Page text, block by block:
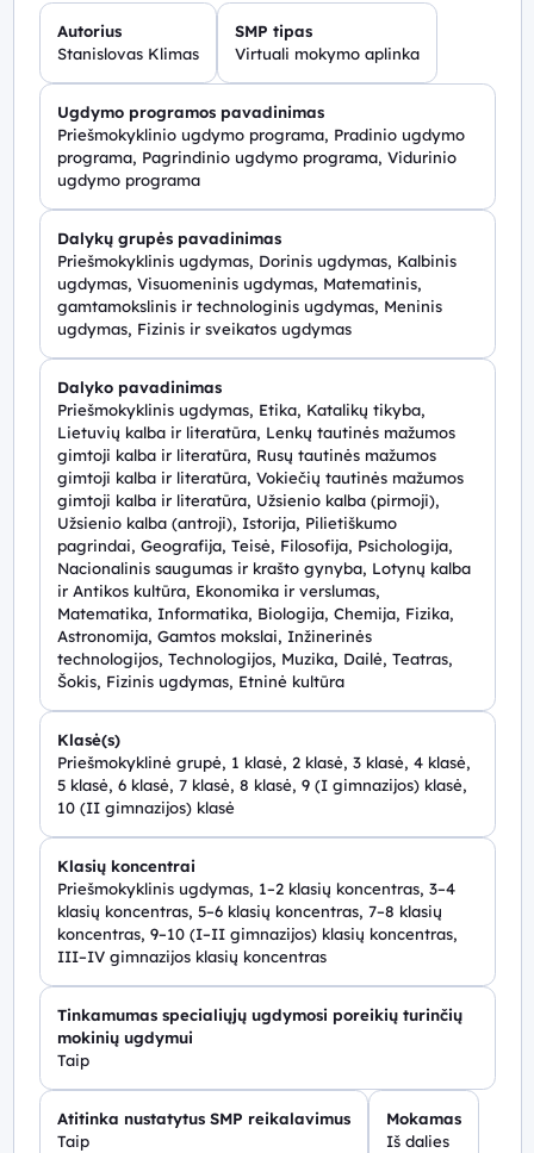
Autorius
Stanislovas Klimas
SMP tipas
Virtuali mokymo aplinka
Ugdymo programos pavadinimas
Priešmokyklinio ugdymo programa, Pradinio ugdymo
programa, Pagrindinio ugdymo programa, Vidurinio
ugdymo programa
Dalykų grupės pavadinimas
Priešmokyklinis ugdymas, Dorinis ugdymas, Kalbinis
ugdymas, Visuomeninis ugdymas, Matematinis,
gamtamokslinis ir technologinis ugdymas, Meninis
ugdymas, Fizinis ir sveikatos ugdymas
Dalyko pavadinimas
Priešmokyklinis ugdymas, Etika, Katalikų tikyba,
Lietuvių kalba ir literatūra, Lenkų tautinės mažumos
gimtoji kalba ir literatūra, Rusų tautinės mažumos
gimtoji kalba ir literatūra, Vokiečių tautinės mažumos
gimtoji kalba ir literatūra, Užsienio kalba (pirmoji),
Užsienio kalba (antroji), Istorija, Pilietiškumo
pagrindai, Geografija, Teisė, Filosofija, Psichologija,
Nacionalinis saugumas ir krašto gynyba, Lotynų kalba
ir Antikos kultūra, Ekonomika ir verslumas,
Matematika, Informatika, Biologija, Chemija, Fizika,
Astronomija, Gamtos mokslai, Inžinerinės
technologijos, Technologijos, Muzika, Dailė, Teatras,
Šokis, Fizinis ugdymas, Etninė kultūra
Klasė(s)
Priešmokyklinė grupė, 1 klasė, 2 klasė, 3 klasė, 4 klasė,
5 klasė, 6 klasė, 7 klasė, 8 klasė, 9 (I gimnazijos) klasė,
10 (II gimnazijos) klasė
Klasių koncentrai
Priešmokyklinis ugdymas, 1–2 klasių koncentras, 3–4
klasių koncentras, 5–6 klasių koncentras, 7–8 klasių
koncentras, 9–10 (I–II gimnazijos) klasių koncentras,
III–IV gimnazijos klasių koncentras
Tinkamumas specialiųjų ugdymosi poreikių turinčių
mokinių ugdymui
Taip
Atitinka nustatytus SMP reikalavimus
Taip
Mokamas
Iš dalies